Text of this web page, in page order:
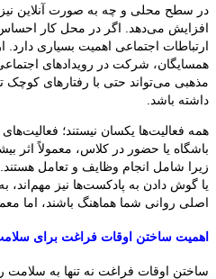
در سطح محلی و چه به صورت آنلاین
افزایش می‌دهد. اگر در محل کار احساس
ارتباطات اجتماعی اهمیت بسیاری دارد.
همسایگان، شرکت در رویدادهای
مذهبی می‌تواند حتی با رفتارهای کوچک
داشته باشد.
همه فعالیت‌ها یکسان نیستند؛
باشگاه یا حضور در کلاس، معمولاً اثر
زیرا شامل انجام وظایف و تعامل
یا گوش دادن به پادکست‌ها نیز مهم‌اند،
اصلی روانی شما هماهنگ باشند، اما
اهمیت ساختن اوقات فراغت برای
ساختن اوقات فراغت نه تنها به سلامت